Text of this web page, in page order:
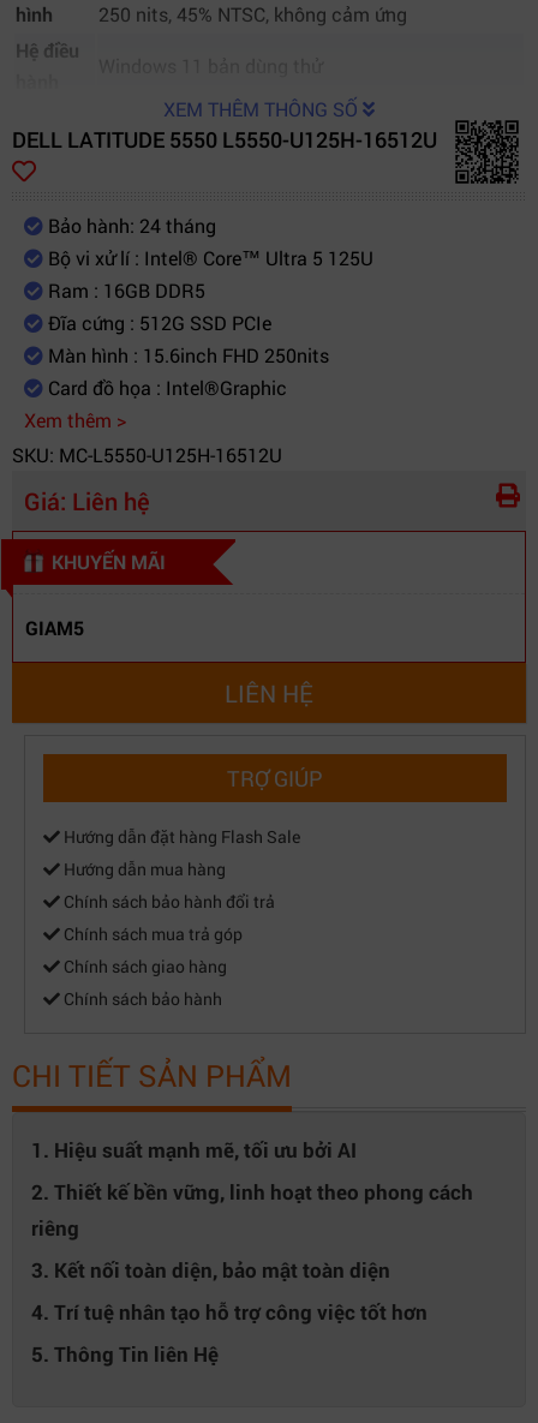
hình
250 nits, 45% NTSC, không cảm ứng
Hệ điều
mạng
Wi-Fi 6E (Intel AX211, 2x2), Bluetooth 5.2, tuỳ
chọn 4G
Cổng kết
nối
2x Thunderbolt 4 (USB-C), 2x USB 3.2 Gen 1,
HDMI 2.1, RJ45
Âm
thanh
Loa stereo, Realtek ALC3281
XEM THÊM THÔNG SỐ
DELL LATITUDE 5550 L5550-U125H-16512U
Bảo hành: 24 tháng
Bộ vi xử lí : Intel® Core™ Ultra 5 125U
Ram : 16GB DDR5
Đĩa cứng : 512G SSD PCIe
Màn hình : 15.6inch FHD 250nits
Card đồ họa : Intel®Graphic
Xem thêm >
SKU: MC-L5550-U125H-16512U
Giá: Liên hệ
KHUYẾN MÃI
GIAM5
LIÊN HỆ
TRỢ GIÚP
Hướng dẫn đặt hàng Flash Sale
Hướng dẫn mua hàng
Chính sách bảo hành đổi trả
Chính sách mua trả góp
Chính sách giao hàng
Chính sách bảo hành
CHI TIẾT SẢN PHẨM
1. Hiệu suất mạnh mẽ, tối ưu bởi AI
2. Thiết kế bền vững, linh hoạt theo phong cách
riêng
3. Kết nối toàn diện, bảo mật toàn diện
4. Trí tuệ nhân tạo hỗ trợ công việc tốt hơn
5. Thông Tin liên Hệ